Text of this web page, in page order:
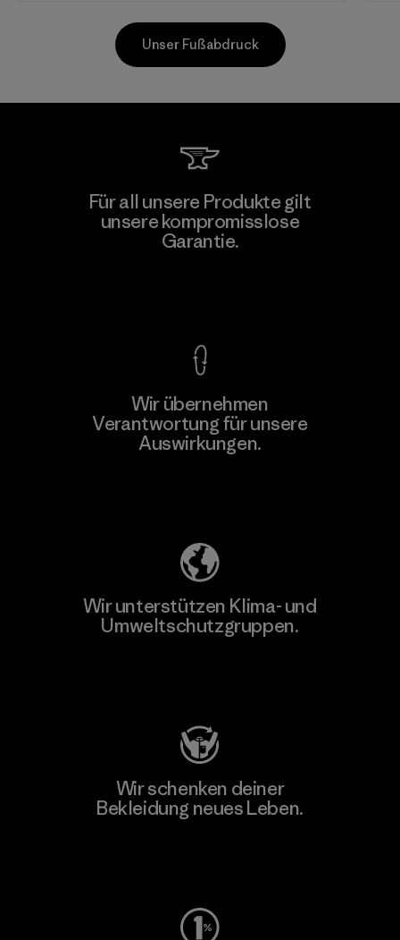
Kwang Viet Garment Co., Ltd
Unser Fußabdruck
Für all unsere Produkte gilt
unsere kompromisslose
Garantie.
Wir übernehmen
Verantwortung für unsere
Auswirkungen.
Wir unterstützen Klima- und
Umweltschutzgruppen.
Wir schenken deiner
Bekleidung neues Leben.